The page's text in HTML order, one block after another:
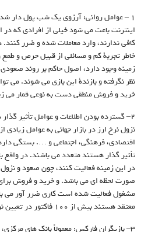
۱ – عوامل روانی: آرزوی یک شب پول دار
اینترنت باعث می شود خیلی از افرادی که
کافی ندارند، وارد معاملات شده و ضرر کنند.
خاطر تجربۀ کم و مسائلی از قبیل حرص و طمع
زمینه وجود دارد، اصول حاکم بر روند
نظر نگرفته و بازندۀ این بازی می شوند. می
خرید و فروش منطقی دست به نوعی قمار می
۲– گسترده بودن اطلاعات و عوامل تأثیر
نزول نرخ ارز در بازار جهانی به عوامل
اقتصادی، فرهنگی، اجتماعی و …. بستگی
تأثیر گذار هستند متعدد می باشند. در
در این زمینه فعالیت کنند، چون صعود و نزول
صورت لحظه ای می باشد. و خرید و فروش
مشغول فعالیت شده است کاری ضرر آور می
معتقد هستند بیش از ۱۰۰ فاکتور در تعیین نرخ ارز دخالت دارد.
۳– بازیگران فارکس: معمولاً بانک های